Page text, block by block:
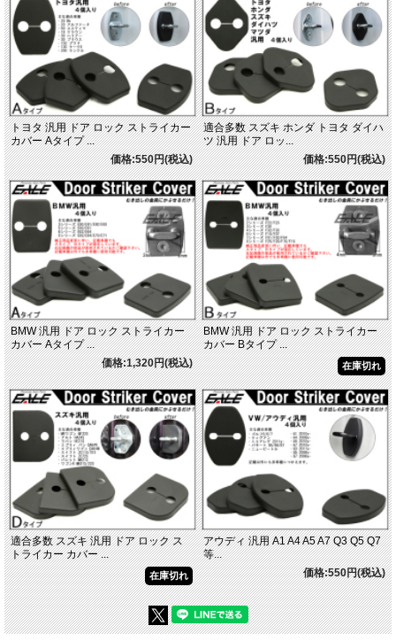
トヨタ 汎用 ドア ロック ストライカー
カバー Aタイプ ...
価格:550円(税込)
適合多数 スズキ ホンダ トヨタ ダイハ
ツ 汎用 ドア ロッ...
価格:550円(税込)
BMW 汎用 ドア ロック ストライカー
カバー Aタイプ ...
価格:1,320円(税込)
BMW 汎用 ドア ロック ストライカー
カバー Bタイプ ...
在庫切れ
適合多数 スズキ 汎用 ドア ロック ス
トライカー カバー ...
在庫切れ
アウディ 汎用 A1 A4 A5 A7 Q3 Q5 Q7
等...
価格:550円(税込)